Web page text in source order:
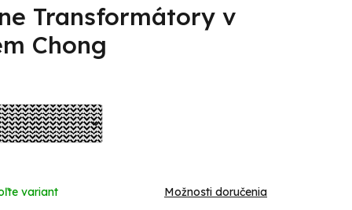
Transformátory v
Chong
variant Možnosti doručenia